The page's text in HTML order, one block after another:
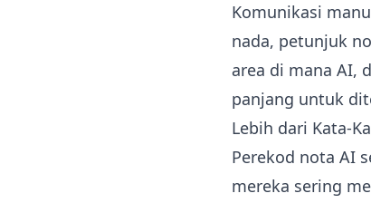
Komunikasi
nada, petunjuk
area di mana AI,
panjang untuk
Lebih dari Kata-
Perekod nota AI
mereka sering